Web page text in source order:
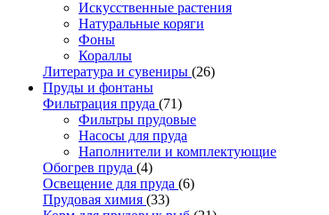
Искусственные растения
Натуральные коряги
Фоны
Кораллы
Литература и сувениры (26)
Пруды и фонтаны
Фильтрация пруда (71)
Фильтры прудовые
Насосы для пруда
Наполнители и комплектующие
Обогрев пруда (4)
Освещение для пруда (6)
Прудовая химия (33)